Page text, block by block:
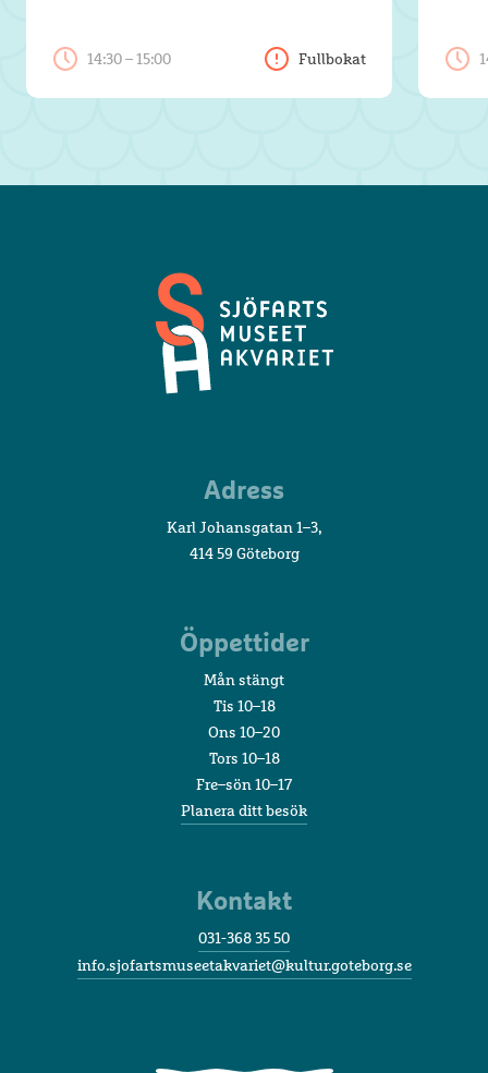
14:30 – 15:00 Fullbokat
AkvarietAdress
Karl Johansgatan 1–3,
414 59 Göteborg
Öppettider
Mån stängt
Tis 10–18
Ons 10–20
Tors 10–18
Fre–sön 10–17
Planera ditt besök
Kontakt
031-368 35 50
info.sjofartsmuseetakvariet@kultur.goteborg.se